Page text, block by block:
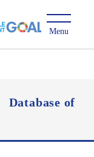
Database of